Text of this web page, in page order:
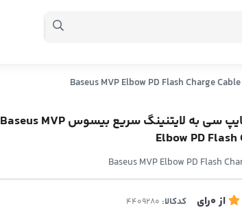
کابل شارژ سریع تایپ سی به لایتنینگ سریع بیسوس Baseus MVP
Elbow PD
Baseus MVP Elbow PD Flash
از 0رای کدکالا: